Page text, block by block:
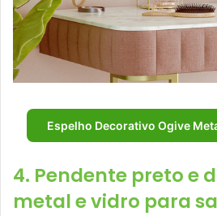
Espelho Decorativo Ogive
4. Pendente preto e
metal e vidro para